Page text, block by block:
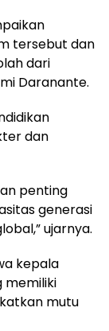
tersebut dan
dari
Daranante.
dan
penting
generasi
ujarnya.
kepala
memiliki
mutu